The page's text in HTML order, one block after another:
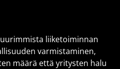
liiketoiminnan
varmistaminen,
määrä että yritysten halu